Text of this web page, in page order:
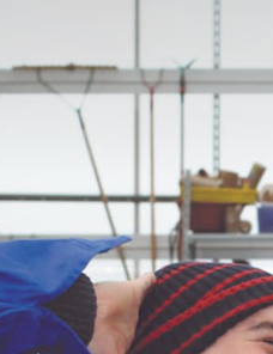
Accueil
Fondation
Services